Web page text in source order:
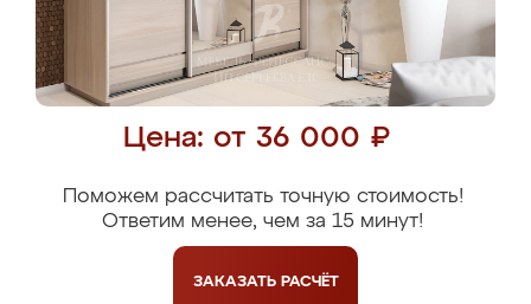
Цена: от 36 000 ₽
Поможем рассчитать точную стоимость!
Ответим менее, чем за 15 минут!
ЗАКАЗАТЬ РАСЧЁТ